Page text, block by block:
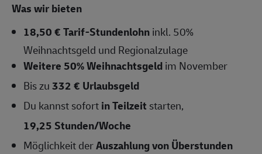
Was wir bieten
18,50 € Tarif-Stundenlohninkl. 50%
Weihnachtsgeld und Regionalzulage
Weitere 50% Weihnachtsgeldim November
Bis zu332 € Urlaubsgeld
Du kannst sofortin Teilzeit starten,
19,25 Stunden/Woche
Möglichkeit derAuszahlung von Überstunden